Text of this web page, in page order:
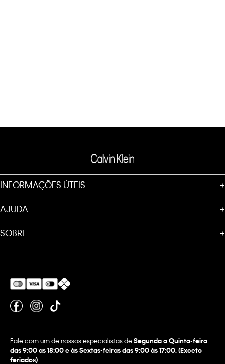
INFORMAÇÕES ÚTEIS +
AJUDA +
SOBRE +
Fale com um de nossos especialistas deSegunda a Quinta-feira
das 9:00 as 18:00 e às Sextas-feiras das 9:00 às 17:00. (Exceto
feriados)